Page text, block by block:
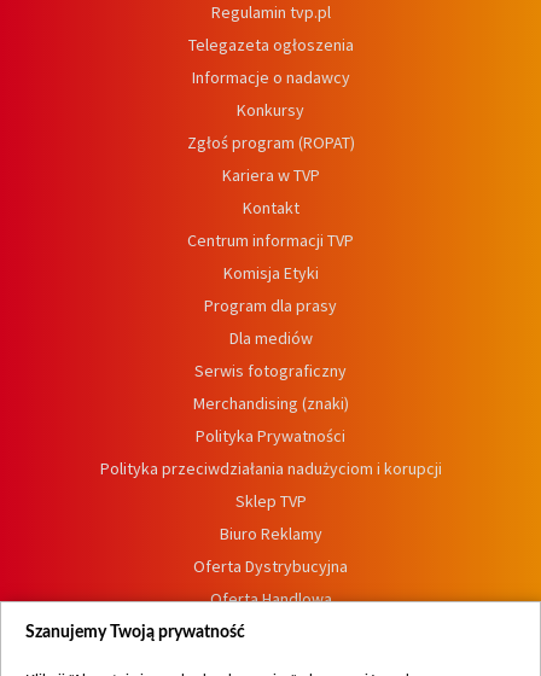
Regulamin tvp.pl
Telegazeta ogłoszenia
Informacje o nadawcy
Konkursy
Zgłoś program (ROPAT)
Kariera w TVP
Kontakt
Centrum informacji TVP
Komisja Etyki
Program dla prasy
Dla mediów
Serwis fotograficzny
Merchandising (znaki)
Polityka Prywatności
Polityka przeciwdziałania nadużyciom i korupcji
Sklep TVP
Biuro Reklamy
Oferta Dystrybucyjna
Oferta Handlowa
Dostępność
Szanujemy Twoją prywatność